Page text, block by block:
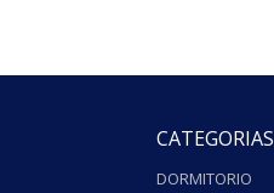
CATEGORIAS
DORMITORIO